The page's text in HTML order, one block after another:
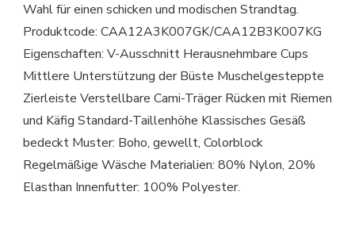
Wahl für einen schicken und modischen Strandtag.
Produktcode: CAA12A3K007GK/CAA12B3K007KG
Eigenschaften: V-Ausschnitt Herausnehmbare Cups
Mittlere Unterstützung der Büste Muschelgesteppte
Zierleiste Verstellbare Cami-Träger Rücken mit Riemen
und Käfig Standard-Taillenhöhe Klassisches Gesäß
bedeckt Muster: Boho, gewellt, Colorblock
Regelmäßige Wäsche Materialien: 80% Nylon, 20%
Elasthan Innenfutter: 100% Polyester.